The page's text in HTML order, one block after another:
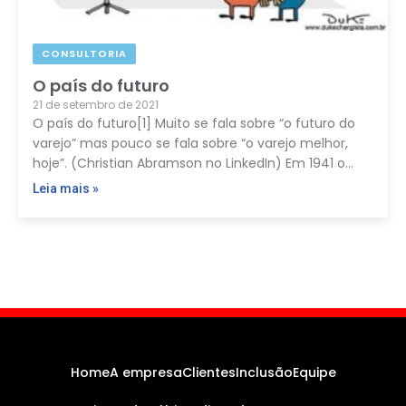
CONSULTORIA
O país do futuro
21 de setembro de 2021
O país do futuro[1] Muito se fala sobre “o futuro do
varejo” mas pouco se fala sobre “o varejo melhor,
hoje”. (Christian Abramson no LinkedIn) Em 1941 o…
Leia mais »
HomeA empresaClientesInclusãoEquipe